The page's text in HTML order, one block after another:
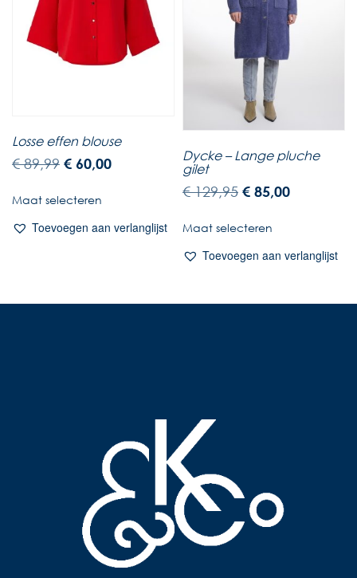
Losse effen blouse
€89,99 € 60,00
Maat selecteren
Toevoegen aan verlanglijst
Dycke – Lange pluche
gilet
€129,95 € 85,00
Maat selecteren
Toevoegen aan verlanglijst